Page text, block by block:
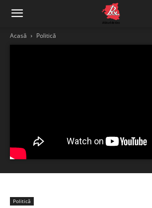
Acasă Politică
Politică